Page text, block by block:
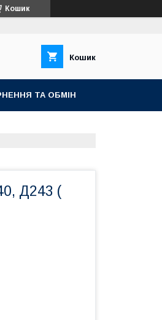
Кошик
Кошик
ТА ОБМІН
Д243 (